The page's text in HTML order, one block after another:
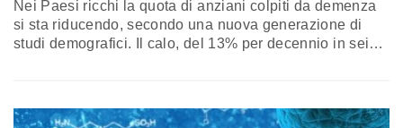
Nei Paesi ricchi la quota di anziani colpiti da demenza
si sta riducendo, secondo una nuova generazione di
studi demografici. Il calo, del 13% per decennio in sei
istruzione, salute cardiovascolare e persino la